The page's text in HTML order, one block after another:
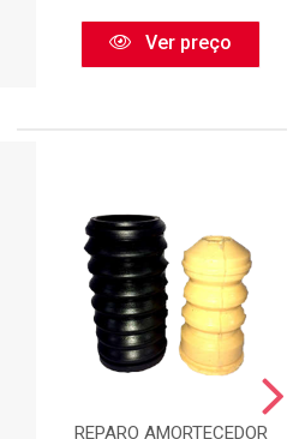
Ver preço
REPARO AMORTECEDOR